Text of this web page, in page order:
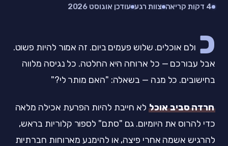
4 דקות קריאה צוות רגע עודכן אוגוסט 2026
כ ולם אוכלים. שלוש פעמים ביום. זה אמור להיות פשוט.
אבל עבורכם — כל ארוחה היא החלטה. כל נגיסה מלווה
בחישובים. כל מנה — בשאלה: "האם מותר לי?"
חרדה סביב אוכל לא חייבת להיות הפרעת אכילה מלאה
כדי להרוס את היומיום. גם "סתם" לספור קלוריות בראש,
להרגיש אשמה אחרי פיצה, או להימנע מארוחות חברתיות